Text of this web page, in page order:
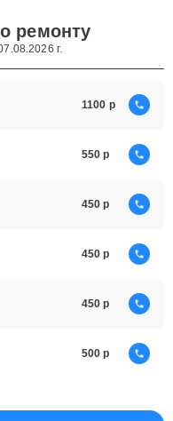
ремонту
г.
1100
550
450
450
450
500